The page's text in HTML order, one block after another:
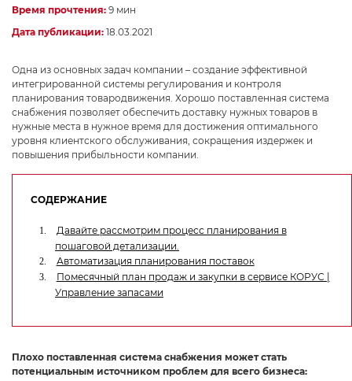
Время прочтения: 9 мин
Дата публикации: 18.03.2021
Одна из основных задач компании – создание эффективной
интегрированной системы регулирования и контроля
планирования товародвижения. Хорошо поставленная система
снабжения позволяет обеспечить доставку нужных товаров в
нужные места в нужное время для достижения оптимального
уровня клиентского обслуживания, сокращения издержек и
повышения прибыльности компании.
СОДЕРЖАНИЕ
Давайте рассмотрим процесс планирования в
пошаговой детализации.
Автоматизация планирования поставок
Помесячный план продаж и закупки в сервисе КОРУС |
Управление запасами
Плохо поставленная система снабжения может стать
потенциальным источником проблем для всего бизнеса:
ФИО
Опишите подробнее Вашу задачу
Даю
Политика обработки персональных данных
Oтправить
Благодарим за заявку!
Не волнуйтесь, если пропустите звонок, мы